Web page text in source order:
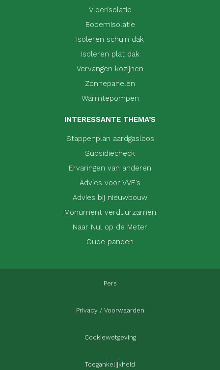
Vloerisolatie
Bodemisolatie
Isoleren schuin dak
Isoleren plat dak
Vervangen kozijnen
Zonnepanelen
Warmtepompen
INTERESSANTE THEMA’S
Stappenplan aardgasloos
Subsidiecheck
Ervaringen van anderen
Advies voor VVE’s
Advies bij nieuwbouw
Monument verduurzamen
Naar Nul op de Meter
Oude panden
Pers
Privacy / Voorwaarden
Cookiewetgeving
Toegankelijkheid